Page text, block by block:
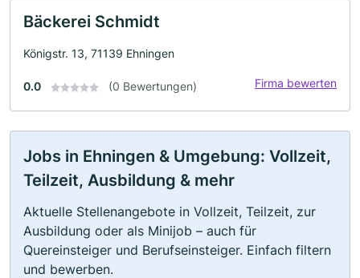
Bäckerei Schmidt
Königstr. 13, 71139 Ehningen
0.0 (0 Bewertungen) Firma bewerten
Jobs in Ehningen & Umgebung: Vollzeit,
Teilzeit, Ausbildung & mehr
Aktuelle Stellenangebote in Vollzeit, Teilzeit, zur
Ausbildung oder als Minijob – auch für
Quereinsteiger und Berufseinsteiger. Einfach filtern
und bewerben.